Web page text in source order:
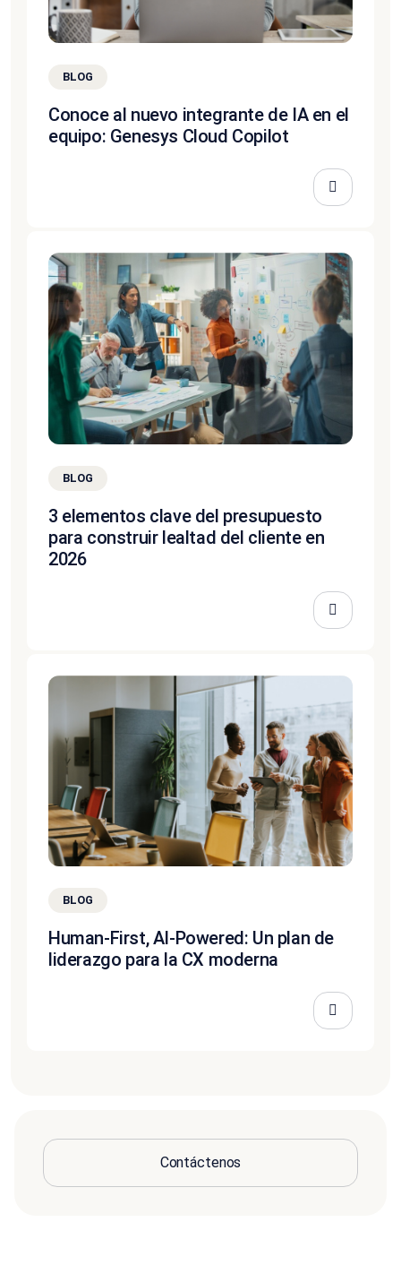
BLOG
Conoce al nuevo integrante de IA en el
equipo: Genesys Cloud Copilot
BLOG
3 elementos clave del presupuesto
para construir lealtad del cliente en
2026
BLOG
Human-First, AI-Powered: Un plan de
liderazgo para la CX moderna
Contáctenos